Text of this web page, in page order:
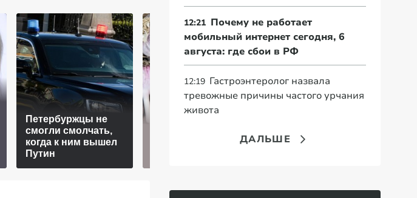
Петербуржцы не
смогли смолчать,
когда к ним вышел
Путин
уходят из-под
12:21 Почему не работает
мобильный интернет сегодня, 6
августа: где сбои в РФ
12:19 Гастроэнтеролог назвала
тревожные причины частого урчания
живота
ДАЛЬШЕ